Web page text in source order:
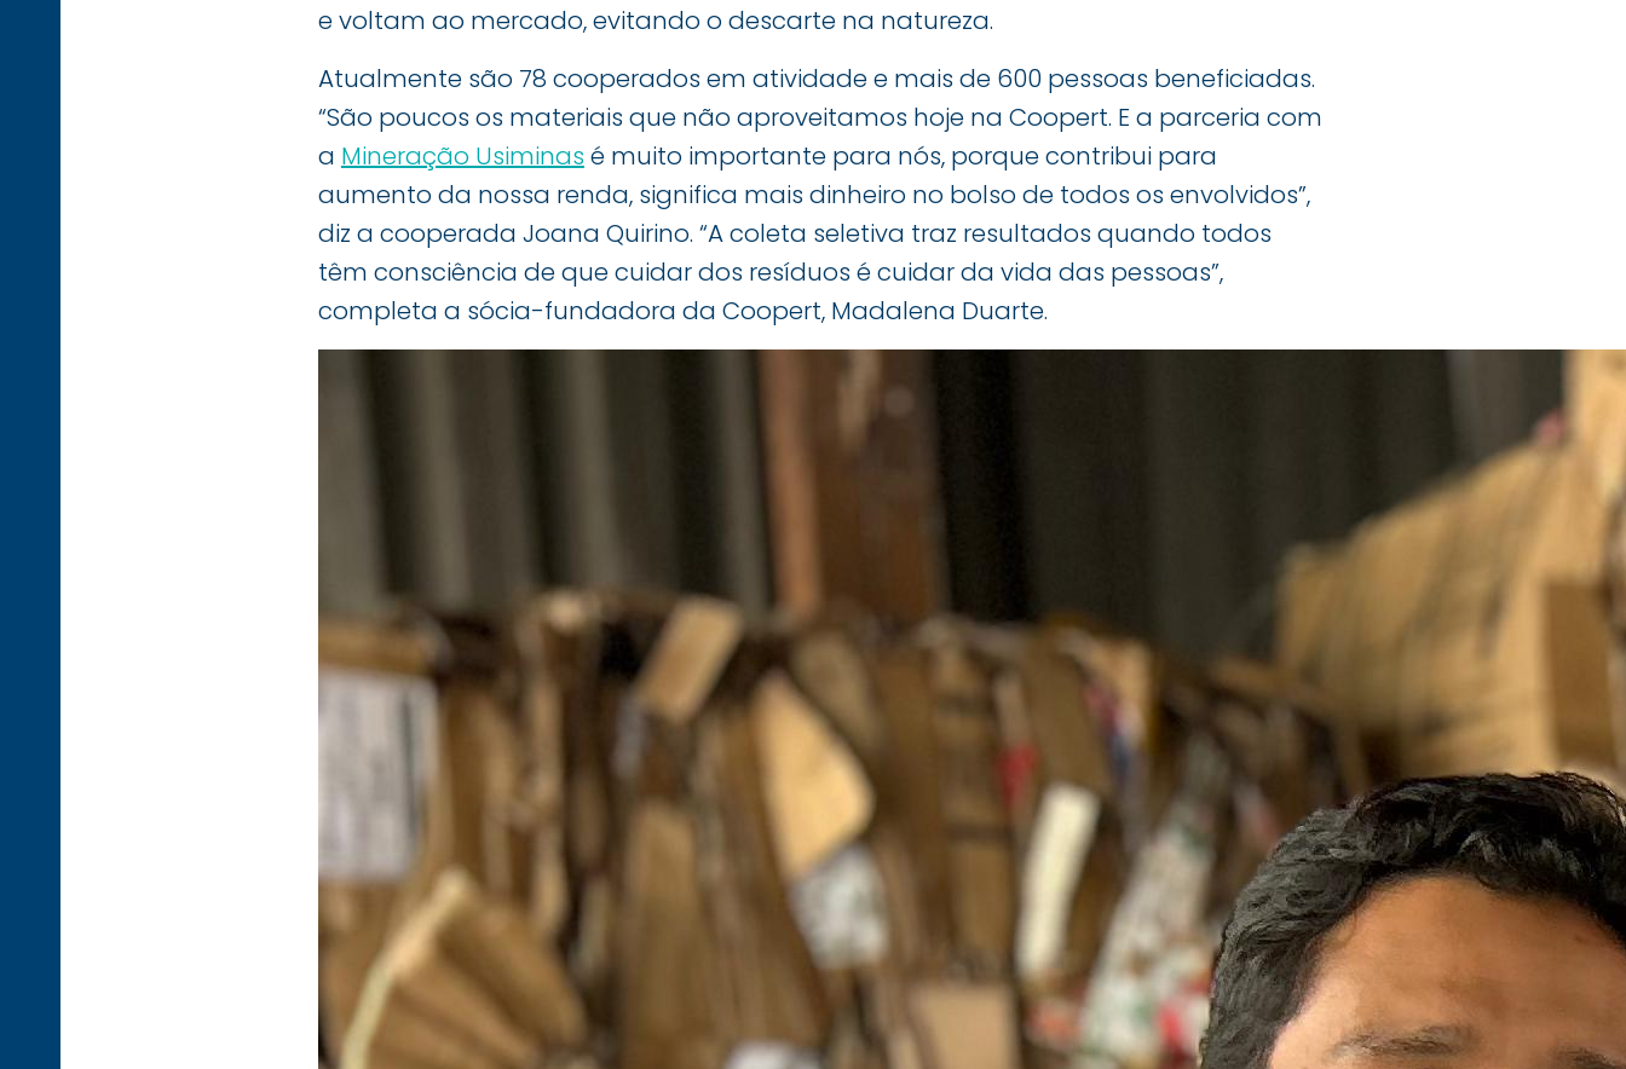
e voltam ao mercado, evitando o descarte na natureza.
Atualmente são 78 cooperados em atividade e mais de 600 pessoas beneficiadas.
“São poucos os materiais que não aproveitamos hoje na Coopert. E a parceria com
a Mineração Usiminas é muito importante para nós, porque contribui para
aumento da nossa renda, significa mais dinheiro no bolso de todos os envolvidos”,
diz a cooperada Joana Quirino. “A coleta seletiva traz resultados quando todos
têm consciência de que cuidar dos resíduos é cuidar da vida das pessoas”,
completa a sócia-fundadora da Coopert, Madalena Duarte.